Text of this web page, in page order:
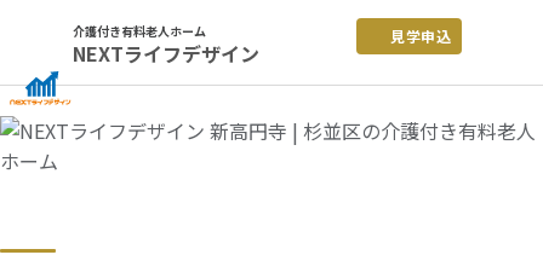
content
介護付き有料老人ホーム
NEXTライフデザイン
見学申込